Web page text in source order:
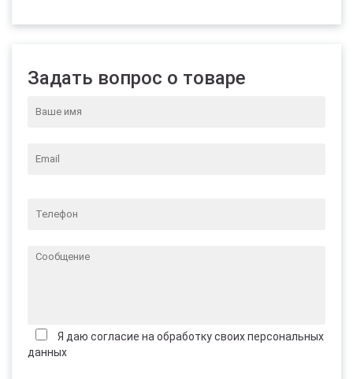
Задать вопрос о товаре
Я даю согласие на обработку своих персональных
данных